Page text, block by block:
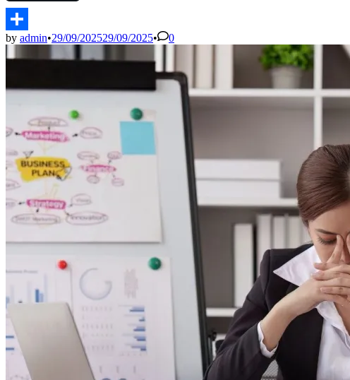
Share
by admin•29/09/202529/09/2025• 0